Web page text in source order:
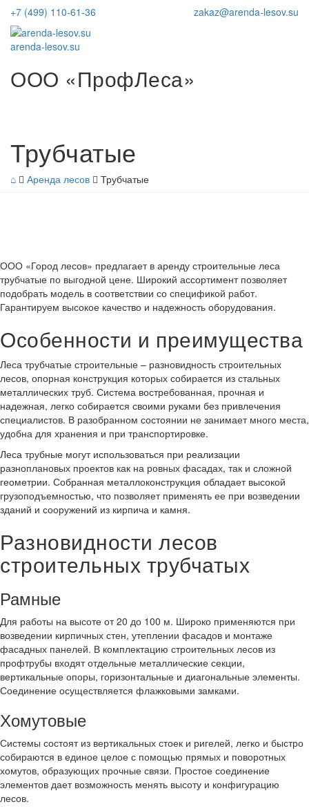
+7 (499) 110-61-36 zakaz@arenda-lesov.su
arenda-lesov.su
ООО «ПрофЛеса»
Трубчатые
⌂ Аренда лесов Трубчатые
ООО «Город лесов» предлагает в аренду строительные леса
трубчатые по выгодной цене. Широкий ассортимент позволяет
подобрать модель в соответствии со спецификой работ.
Гарантируем высокое качество и надежность оборудования.
Особенности и преимущества
Леса трубчатые строительные – разновидность строительных
лесов, опорная конструкция которых собирается из стальных
металлических труб. Система востребованная, прочная и
надежная, легко собирается своими руками без привлечения
специалистов. В разобранном состоянии не занимает много места,
удобна для хранения и при транспортировке.
Леса трубные могут использоваться при реализации
разноплановых проектов как на ровных фасадах, так и сложной
геометрии. Собранная металлоконструкция обладает высокой
грузоподъемностью, что позволяет применять ее при возведении
зданий и сооружений из кирпича и камня.
Разновидности лесов
строительных трубчатых
Рамные
Для работы на высоте от 20 до 100 м. Широко применяются при
возведении кирпичных стен, утеплении фасадов и монтаже
фасадных панелей. В комплектацию строительных лесов из
профтрубы входят отдельные металлические секции,
вертикальные опоры, горизонтальные и диагональные элементы.
Соединение осуществляется флажковыми замками.
Хомутовые
Системы состоят из вертикальных стоек и ригелей, легко и быстро
собираются в единое целое с помощью прямых и поворотных
хомутов, образующих прочные связи. Простое соединение
элементов дает возможность менять высоту и конфигурацию
лесов.